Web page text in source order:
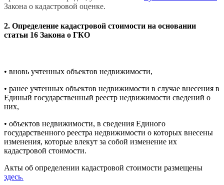
Закона о кадастровой оценке.
2. Определение кадастровой стоимости на основании
статьи 16 Закона о ГКО
• вновь учтенных объектов недвижимости,
• ранее учтенных объектов недвижимости в случае внесения в
Единый государственный реестр недвижимости сведений о
них,
• объектов недвижимости, в сведения Единого
государственного реестра недвижимости о которых внесены
изменения, которые влекут за собой изменение их
кадастровой стоимости.
Акты об определении кадастровой стоимости размещены
здесь.